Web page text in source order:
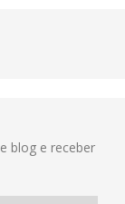
blog e receber